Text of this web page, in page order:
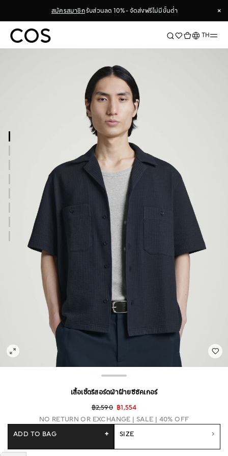
สมัครสมาชิกรับส่วนลด 10% - จัดส่งฟรีไม่มีขั้นต่ำ
×
×
ภาษาTH
เสื้อเชิ้ตรีสอร์ตผ้าฝ้ายซีซัคเกอร์
฿2,590 ฿1,554
NO RETURN OR EXCHANGE
SALE | 40% OFF
SIZE
ADD TO BAG +